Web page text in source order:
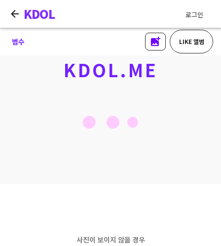
KDOL 로그인
범수 LIKE 앨범
KDOL.ME
사진이 보이지 않을 경우